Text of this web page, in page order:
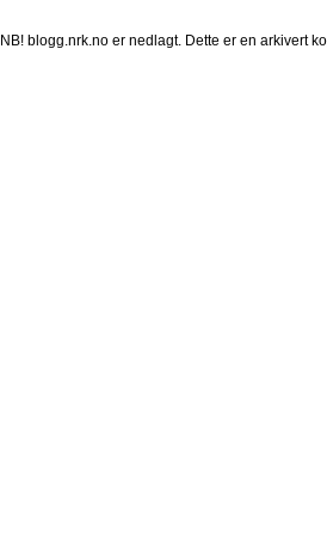
NB! blogg.nrk.no er nedlagt. Dette er en arkivert